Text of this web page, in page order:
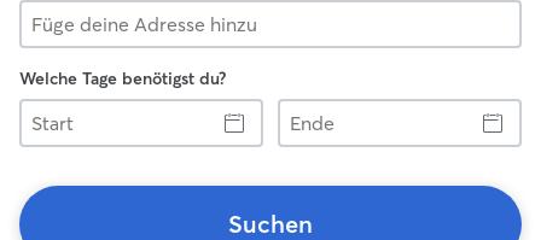
Welche Tage benötigst du?
Start
Ende
Suchen